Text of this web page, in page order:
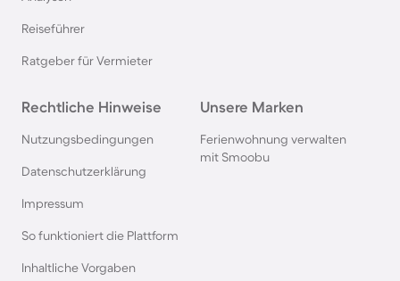
Reiseführer
Ratgeber für Vermieter
Rechtliche Hinweise
Nutzungsbedingungen
Datenschutzerklärung
Impressum
So funktioniert die Plattform
Inhaltliche Vorgaben
Unsere Marken
Ferienwohnung verwalten
mit Smoobu